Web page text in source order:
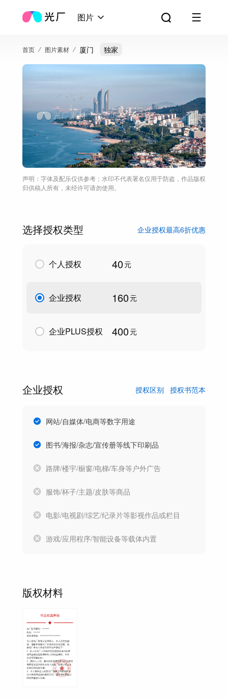
图片
首页 图片素材 厦门 独家
声明：字体及配乐仅供参考；水印不代表署名仅用于防盗，作品版权
归供稿人所有，未经许可请勿使用。
选择授权类型 企业授权最高6折优惠
个人授权 40元
企业授权 160 元
企业PLUS授权 400元
企业授权 授权区别 授权书范本
网站/自媒体/电商等数字用途
图书/海报/杂志/宣传册等线下印刷品
路牌/楼宇/橱窗/电梯/车身等户外广告
服饰/杯子/主题/皮肤等商品
电影/电视剧/综艺/纪录片等影视作品或栏目
游戏/应用程序/智能设备等载体内置
版权材料